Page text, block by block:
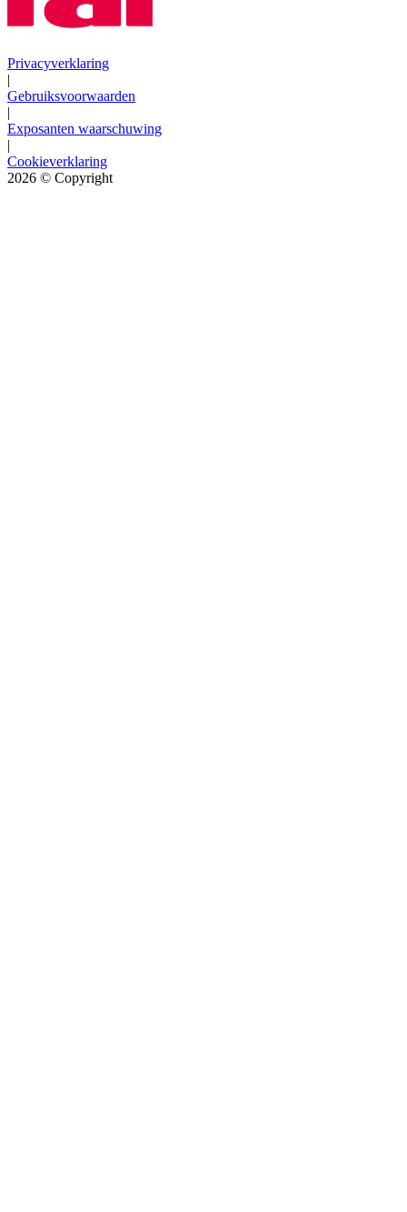
Privacyverklaring
|
Gebruiksvoorwaarden
|
Exposanten waarschuwing
|
Cookieverklaring
2026 © Copyright